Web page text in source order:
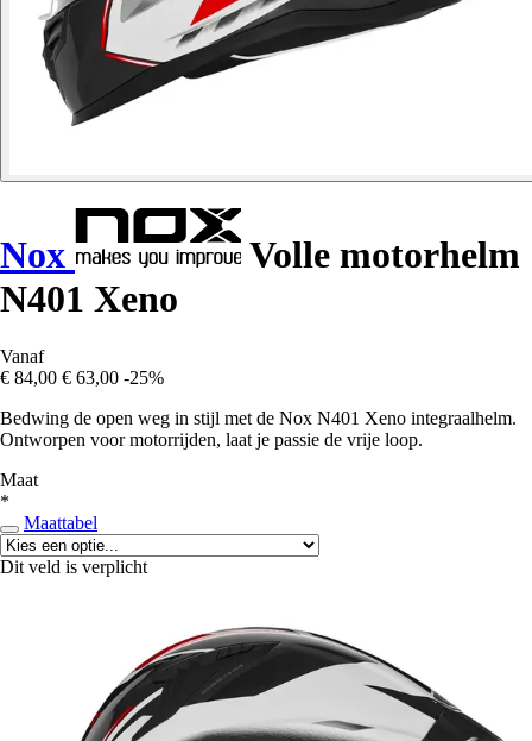
Nox
Volle motorhelm
N401 Xeno
Vanaf
€ 84,00 € 63,00 -25%
Bedwing de open weg in stijl met de Nox N401 Xeno integraalhelm.
Ontworpen voor motorrijden, laat je passie de vrije loop.
Maat
*
Maattabel
Dit veld is verplicht